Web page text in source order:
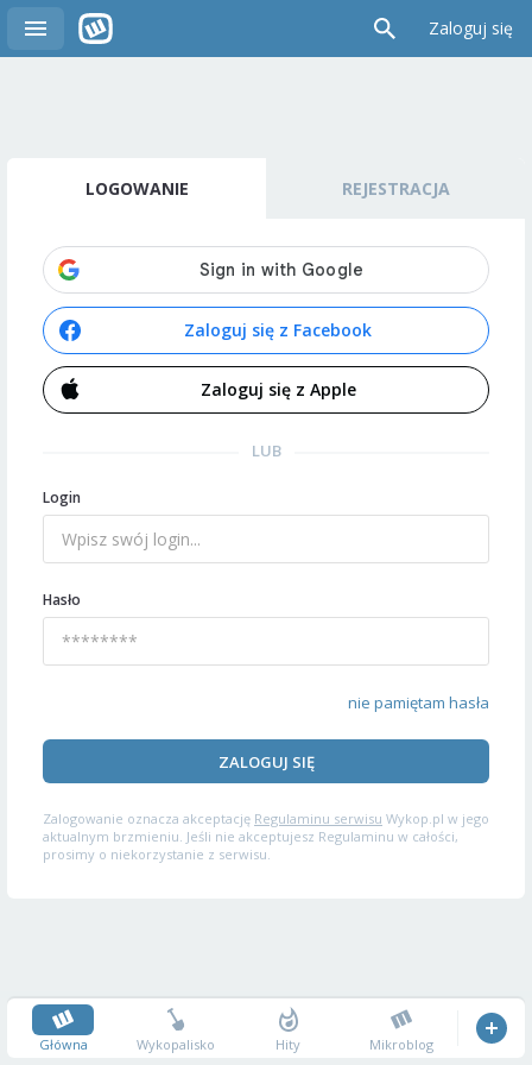
Zaloguj się
LOGOWANIE REJESTRACJA
Zaloguj się z Facebook
Zaloguj się z Apple
LUB
Login
Hasło
nie pamiętam hasła
ZALOGUJ SIĘ
Zalogowanie oznacza akceptację Regulaminu serwisu Wykop.pl w jego
aktualnym brzmieniu. Jeśli nie akceptujesz Regulaminu w całości,
prosimy o niekorzystanie z serwisu.
Główna Wykopalisko Hity Mikroblog